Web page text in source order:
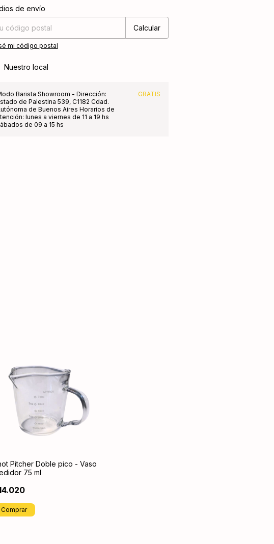
para el CP:
de envío
Calcular
mi código postal
Nuestro local
Barista Showroom - Dirección:
de Palestina 539, C1182 Cdad.
de Buenos Aires Horarios de
lunes a viernes de 11 a 19 hs
de 09 a 15 hs
GRATIS
Pitcher Doble pico - Vaso
75 ml